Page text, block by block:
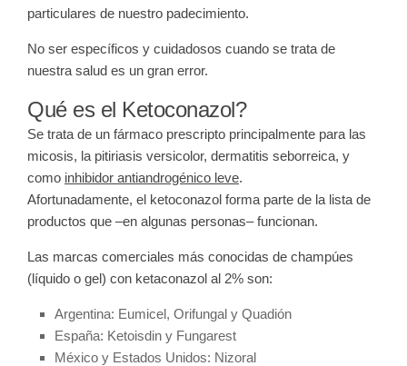
particulares de nuestro padecimiento.
No ser específicos y cuidadosos cuando se trata de
nuestra salud es un gran error.
Qué es el Ketoconazol?
Se trata de un fármaco prescripto principalmente para las
micosis, la pitiriasis versicolor, dermatitis seborreica, y
como inhibidor antiandrogénico leve.
Afortunadamente, el ketoconazol forma parte de la lista de
productos que –en algunas personas– funcionan.
Las marcas comerciales más conocidas de champúes
(líquido o gel) con ketaconazol al 2% son:
Argentina: Eumicel, Orifungal y Quadión
España: Ketoisdin y Fungarest
México y Estados Unidos: Nizoral